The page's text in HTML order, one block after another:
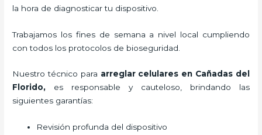
la hora de diagnosticar tu dispositivo.
Trabajamos los fines de semana a nivel local cumpliendo
con todos los protocolos de bioseguridad.
Nuestro técnico para arreglar celulares en Cañadas del
Florido, es responsable y cauteloso, brindando las
siguientes garantías:
Revisión profunda del dispositivo